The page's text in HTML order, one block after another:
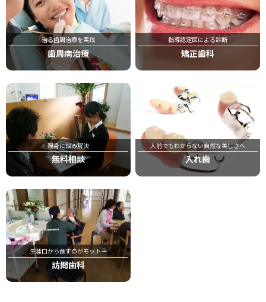
治る歯周治療を実践
歯周病治療
指導認定医による診断
矯正歯科
親身に悩み解決
無料相談
人前でもわからない自然な美しさへ
入れ歯
生涯口から食すのがモットー
訪問歯科